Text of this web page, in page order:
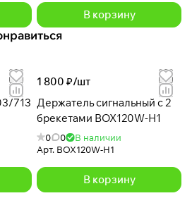
В корзину
713
1 800 ₽/шт
Держатель сигнальный с 2
брекетами BOX120W-H1
0 0
В наличии
Арт. BOX120W-H1
В корзину